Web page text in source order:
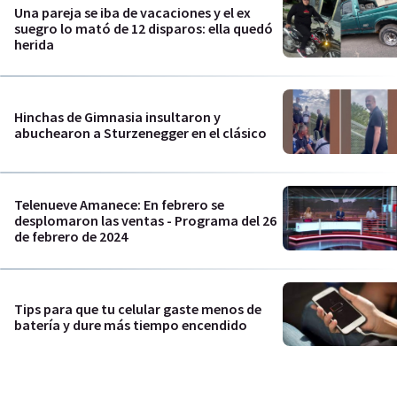
Una pareja se iba de vacaciones y el ex
suegro lo mató de 12 disparos: ella quedó
herida
Hinchas de Gimnasia insultaron y
abuchearon a Sturzenegger en el clásico
Telenueve Amanece: En febrero se
desplomaron las ventas - Programa del 26
de febrero de 2024
Tips para que tu celular gaste menos de
batería y dure más tiempo encendido